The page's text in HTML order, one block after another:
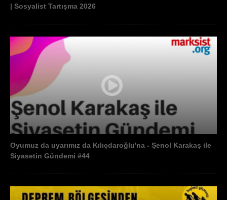
| Sosyalist Tartışma 2026
Oyumuz da uyarımız da Kılıçdaroğlu'na - Şenol Karakaş ile
Siyasetin Gündemi #44